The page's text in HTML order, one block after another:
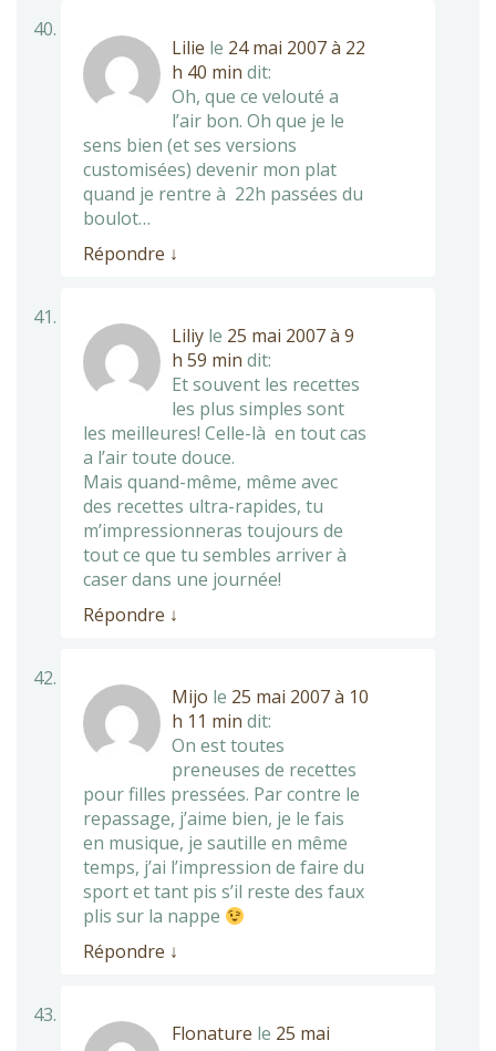
Lilie le 24 mai 2007 à 22
h 40 min dit:
Oh, que ce velouté a
l’air bon. Oh que je le
sens bien (et ses versions
customisées) devenir mon plat
quand je rentre à 22h passées du
boulot…
Répondre ↓
Liliy le 25 mai 2007 à 9
h 59 min dit:
Et souvent les recettes
les plus simples sont
les meilleures! Celle-là en tout cas
a l’air toute douce.
Mais quand-même, même avec
des recettes ultra-rapides, tu
m’impressionneras toujours de
tout ce que tu sembles arriver à
caser dans une journée!
Répondre ↓
Mijo le 25 mai 2007 à 10
h 11 min dit:
On est toutes
preneuses de recettes
pour filles pressées. Par contre le
repassage, j’aime bien, je le fais
en musique, je sautille en même
temps, j’ai l’impression de faire du
sport et tant pis s’il reste des faux
plis sur la nappe
Répondre ↓
Flonature le 25 mai